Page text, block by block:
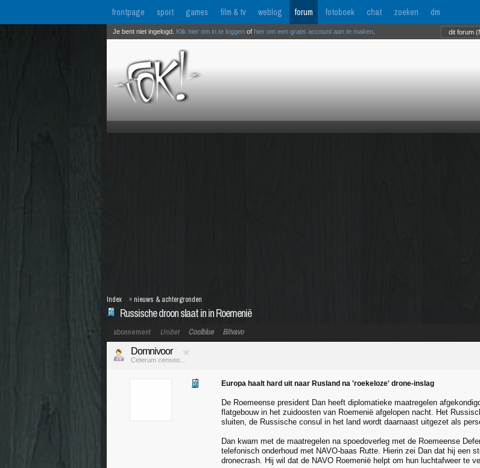
frontpage sport games film & tv weblog forum fotoboek chat zoeken dm
Je bent niet ingelogd. Klik hier om in te loggen of hier om een gratis account aan te maken
Russische droon slaat in in Roemenië
Index » nieuws & achtergronden
abonnement Unibet Coolblue Bitvavo
Domnivoor
Ceterum censeo...
Europa haalt hard uit naar Rusland na 'roekeloze' drone-inslag
De Roemeense president Dan heeft diplomatieke maatregelen
flatgebouw in het zuidoosten van Roemenië afgelopen nacht. Het
sluiten, de Russische consul in het land wordt daarnaast uitgezet als
Dan kwam met de maatregelen na spoedoverleg met de Roemeense
telefonisch onderhoud met NAVO-baas Rutte. Hierin zei Dan dat hij een
dronecrash. Hij wil dat de NAVO Roemenië helpt om hun luchtafweer te